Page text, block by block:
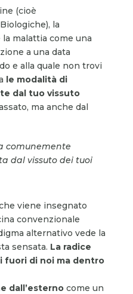
(cioè
la
malattia come una
a una data
e alla quale non trovi
le modalità di
dal tuo vissuto
ma anche dal
comunemente
dal vissuto dei tuoi
viene insegnato
convenzionale
alternativo vede la
sensata. La radice
fuori di noi ma dentro
dall’esterno come un